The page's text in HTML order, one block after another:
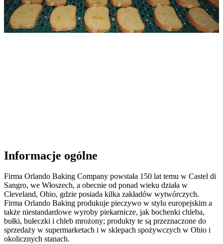
Informacje ogólne
Firma Orlando Baking Company powstała 150 lat temu w Castel di
Sangro, we Włoszech, a obecnie od ponad wieku działa w
Cleveland, Ohio, gdzie posiada kilka zakładów wytwórczych.
Firma Orlando Baking produkuje pieczywo w stylu europejskim a
także niestandardowe wyroby piekarnicze, jak bochenki chleba,
bułki, bułeczki i chleb mrożony; produkty te są przeznaczone do
sprzedaży w supermarketach i w sklepach spożywczych w Ohio i
okolicznych stanach.